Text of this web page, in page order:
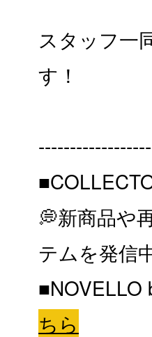
スタッフ一
す！
💭新商品や
テムを発信
■NOVELLO
ちら